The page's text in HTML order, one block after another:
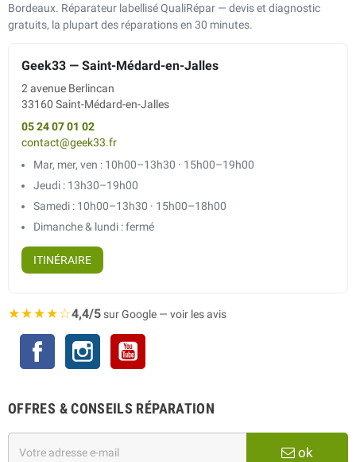
Bordeaux. Réparateur labellisé QualiRépar — devis et diagnostic
gratuits, la plupart des réparations en 30 minutes.
Geek33 — Saint-Médard-en-Jalles
2 avenue Berlincan
33160 Saint-Médard-en-Jalles
05 24 07 01 02
contact@geek33.fr
Mar, mer, ven : 10h00–13h30 · 15h00–19h00
Jeudi : 13h30–19h00
Samedi : 10h00–13h30 · 15h00–18h00
Dimanche & lundi : fermé
ITINÉRAIRE
★★★★☆4,4/5sur Google — voir les avis
Facebook Instagram
OFFRES & CONSEILS RÉPARATION
ok